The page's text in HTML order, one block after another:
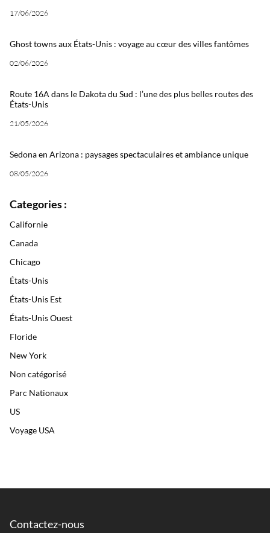
17/06/2026
Ghost towns aux États-Unis : voyage au cœur des villes fantômes
02/06/2026
Route 16A dans le Dakota du Sud : l’une des plus belles routes des
États-Unis
21/05/2026
Sedona en Arizona : paysages spectaculaires et ambiance unique
08/05/2026
Categories :
Californie
Canada
Chicago
États-Unis
États-Unis Est
États-Unis Ouest
Floride
New York
Non catégorisé
Parc Nationaux
US
Voyage USA
Contactez-nous